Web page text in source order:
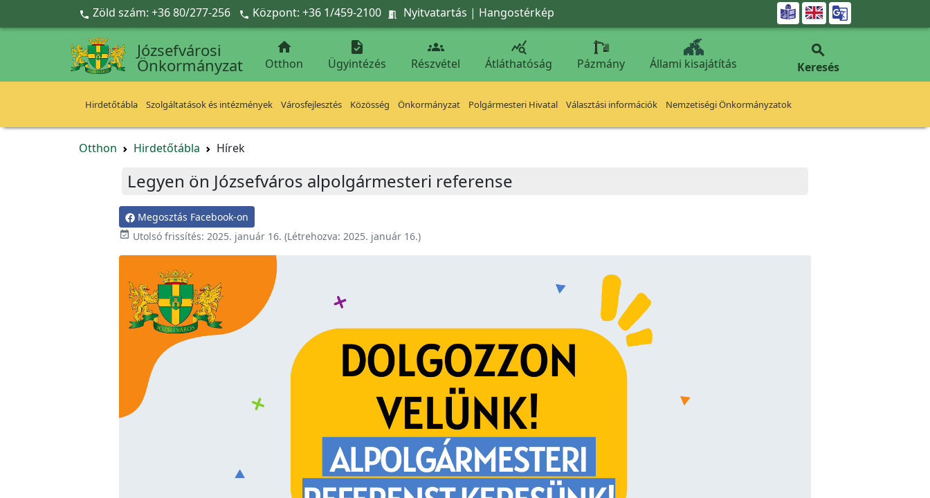
Ugrás a fő tartalomra
 Zöld szám: +36 80/277-256  Központ: +36 1/459-2100  Nyitvatartás | Hangostérkép 
Józsefvárosi
Önkormányzat

Otthon

Ügyintézés

Részvétel

Átláthatóság Pázmány Állami kisajátítás

Keresés
Hirdetőtábla Szolgáltatások és intézmények Városfejlesztés Közösség Önkormányzat Polgármesteri Hivatal Választási információk Nemzetiségi Önkormányzatok
Otthon Hirdetőtábla Hírek
Legyen ön Józsefváros alpolgármesteri referense
Megosztás Facebook-on
 Utolsó frissítés: 2025. január 16. (Létrehozva: 2025. január 16.)